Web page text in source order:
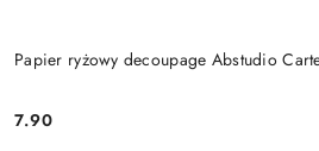
Papier ryżowy decoupage Abstudio
Cena:
7.90